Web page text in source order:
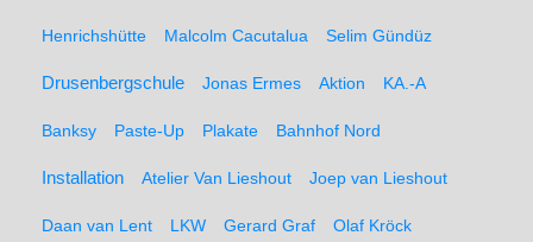
Henrichshütte Malcolm Cacutalua Selim Gündüz
Drusenbergschule Jonas Ermes Aktion KA.-A
Banksy Paste-Up Plakate Bahnhof Nord
Installation Atelier Van Lieshout Joep van Lieshout
Daan van Lent LKW Gerard Graf Olaf Kröck